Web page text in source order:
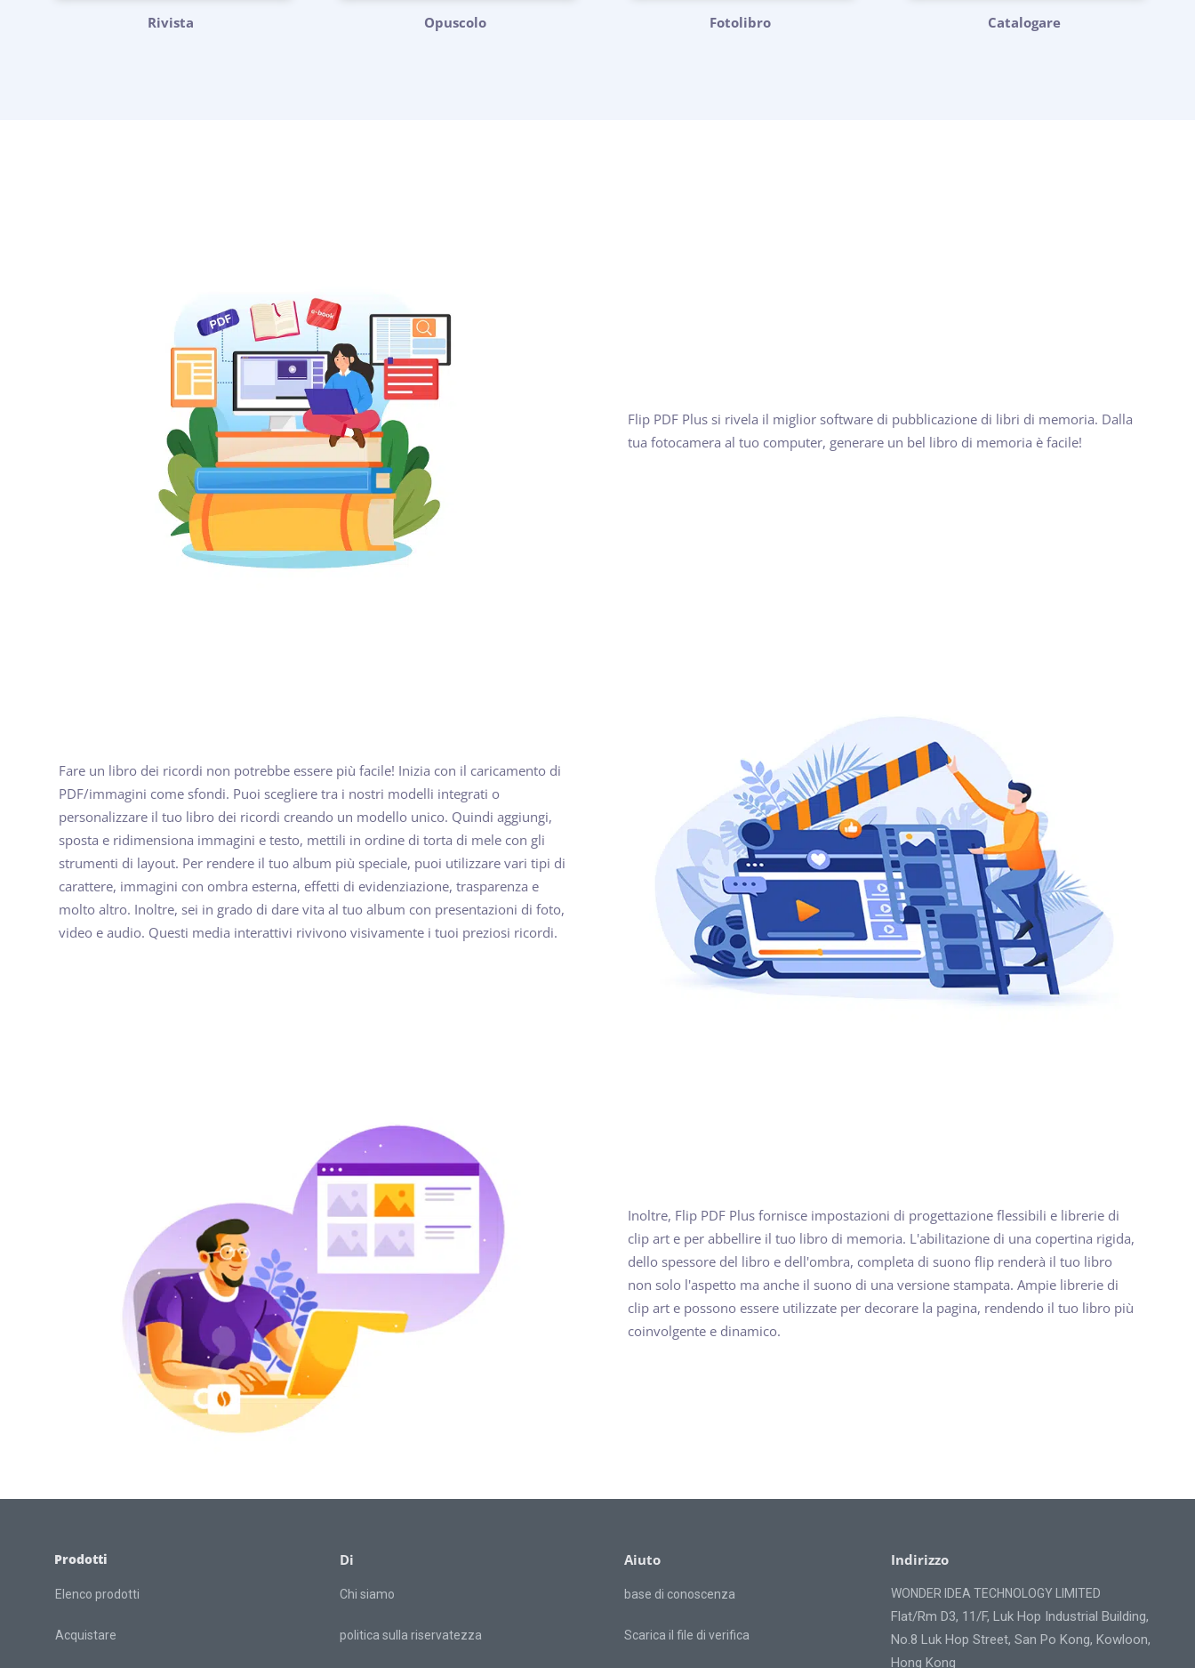
Rivista Opuscolo Fotolibro Catalogare
Flip PDF Plus si rivela il miglior software di pubblicazione di libri di memoria. Dalla
tua fotocamera al tuo computer, generare un bel libro di memoria è facile!
Fare un libro dei ricordi non potrebbe essere più facile! Inizia con il caricamento di
PDF/immagini come sfondi. Puoi scegliere tra i nostri modelli integrati o
personalizzare il tuo libro dei ricordi creando un modello unico. Quindi aggiungi,
sposta e ridimensiona immagini e testo, mettili in ordine di torta di mele con gli
strumenti di layout. Per rendere il tuo album più speciale, puoi utilizzare vari tipi di
carattere, immagini con ombra esterna, effetti di evidenziazione, trasparenza e
molto altro. Inoltre, sei in grado di dare vita al tuo album con presentazioni di foto,
video e audio. Questi media interattivi rivivono visivamente i tuoi preziosi ricordi.
Inoltre, Flip PDF Plus fornisce impostazioni di progettazione flessibili e librerie di
clip art e per abbellire il tuo libro di memoria. L'abilitazione di una copertina rigida,
dello spessore del libro e dell'ombra, completa di suono flip renderà il tuo libro
non solo l'aspetto ma anche il suono di una versione stampata. Ampie librerie di
clip art e possono essere utilizzate per decorare la pagina, rendendo il tuo libro più
coinvolgente e dinamico.
Prodotti
Elenco prodotti
Acquistare
Di
Chi siamo
politica sulla riservatezza
Aiuto
base di conoscenza
Scarica il file di verifica
Indirizzo
WONDER IDEA TECHNOLOGY LIMITED
Flat/Rm D3, 11/F, Luk Hop Industrial Building,
No.8 Luk Hop Street, San Po Kong, Kowloon,
Hong Kong